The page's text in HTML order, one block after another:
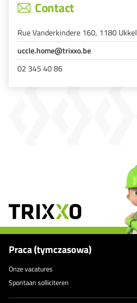
Contact
Rue Vanderkindere 160, 1180 Ukkel
uccle.home@trixxo.be
02 345 40 86
Praca (tymczasowa)
Onze vacatures
Spontaan solliciteren